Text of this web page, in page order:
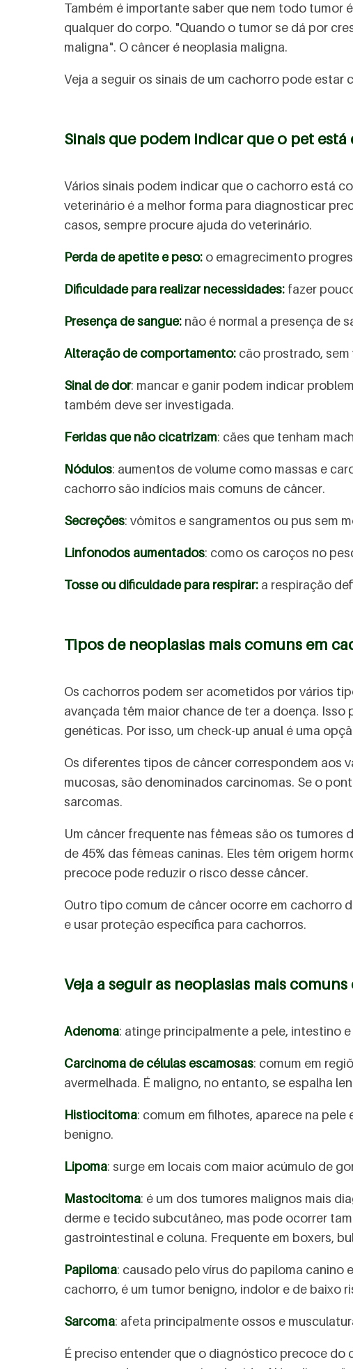
Também é importante saber que nem todo tumor
qualquer do corpo. "Quando o tumor se dá por
maligna". O câncer é neoplasia maligna.
Veja a seguir os sinais de um cachorro pode
Sinais que podem indicar que o pet
Vários sinais podem indicar que o cachorro está
veterinário é a melhor forma para diagnosticar
casos, sempre procure ajuda do veterinário.
Perda de apetite e peso: o emagrecimento
Dificuldade para realizar necessidades: fazer
Presença de sangue: não é normal a presença de
Alteração de comportamento: cão prostrado,
Sinal de dor: mancar e ganir podem indicar
também deve ser investigada.
Feridas que não cicatrizam: cães que tenham
Nódulos: aumentos de volume como massas e
cachorro são indícios mais comuns de câncer.
Secreções: vômitos e sangramentos ou pus sem
Linfonodos aumentados: como os caroços no
Tosse ou dificuldade para respirar: a respiração
Tipos de neoplasias mais comuns em
Os cachorros podem ser acometidos por vários
avançada têm maior chance de ter a doença.
genéticas. Por isso, um check-up anual é uma
Os diferentes tipos de câncer correspondem aos
mucosas, são denominados carcinomas. Se o
sarcomas.
Um câncer frequente nas fêmeas são os tumores
de 45% das fêmeas caninas. Eles têm origem
precoce pode reduzir o risco desse câncer.
Outro tipo comum de câncer ocorre em cachorro
e usar proteção específica para cachorros.
Veja a seguir as neoplasias mais comuns
Adenoma: atinge principalmente a pele, intestino
Carcinoma de células escamosas: comum em
avermelhada. É maligno, no entanto, se espalha
Histiocitoma: comum em filhotes, aparece na
benigno.
Lipoma: surge em locais com maior acúmulo de
Mastocitoma: é um dos tumores malignos mais
derme e tecido subcutâneo, mas pode ocorrer
gastrointestinal e coluna. Frequente em boxers,
Papiloma: causado pelo vírus do papiloma canino
cachorro, é um tumor benigno, indolor e de baixo
Sarcoma: afeta principalmente ossos e
É preciso entender que o diagnóstico precoce